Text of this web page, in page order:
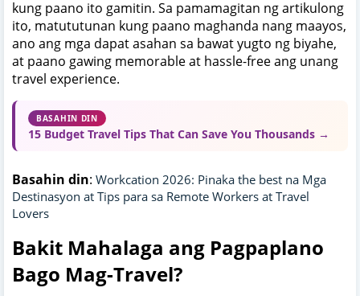
kung paano ito gamitin. Sa pamamagitan ng artikulong
ito, matututunan kung paano maghanda nang maayos,
ano ang mga dapat asahan sa bawat yugto ng biyahe,
at paano gawing memorable at hassle-free ang unang
travel experience.
BASAHIN DIN
15 Budget Travel Tips That Can Save You Thousands →
Basahin din: Workcation 2026: Pinaka the best na Mga
Destinasyon at Tips para sa Remote Workers at Travel
Lovers
Bakit Mahalaga ang Pagpaplano
Bago Mag-Travel?